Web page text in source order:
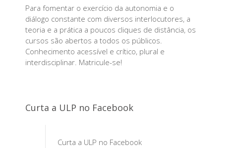
Para fomentar o exercício da autonomia e o
diálogo constante com diversos interlocutores, a
teoria e a prática a poucos cliques de distância, os
cursos são abertos a todos os públicos.
Conhecimento acessível e crítico, plural e
interdisciplinar. Matricule-se!
Curta a ULP no Facebook
Curta a ULP no Facebook